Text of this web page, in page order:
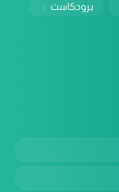
برودكاست 2